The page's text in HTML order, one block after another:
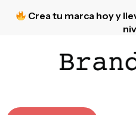
Crea tu marca hoy y